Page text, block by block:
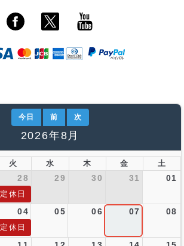
今日 前 次
2026年8月
火 水 木 金 土
28 29 30 31 01
定休日
04 05 06 07 08
定休日